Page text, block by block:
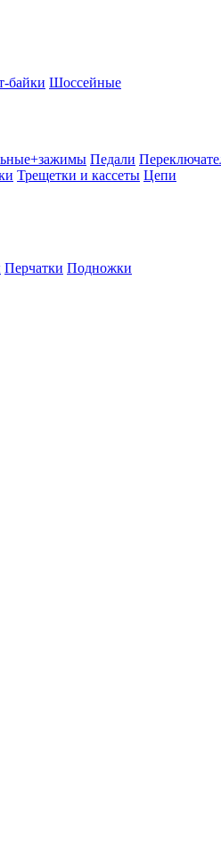
байки Шоссейные
Педали
Трещетки и кассеты Цепи
Перчатки Подножки